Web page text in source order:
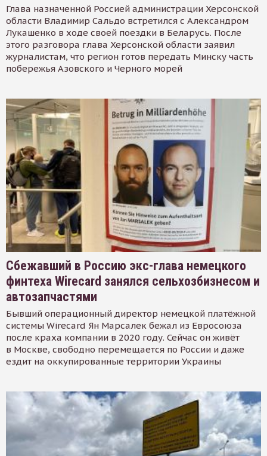
Глава назначенной Россией администрации Херсонской
области Владимир Сальдо встретился с Александром
Лукашенко в ходе своей поездки в Беларусь. После
этого разговора глава Херсонской области заявил
журналистам, что регион готов передать Минску часть
побережья Азовского и Черного морей
Сбежавший в Россию экс-глава немецкого
финтеха Wirecard занялся сельхозбизнесом и
автозапчастями
Бывший операционный директор немецкой платёжной
системы Wirecard Ян Марсалек бежал из Евросоюза
после краха компании в 2020 году. Сейчас он живёт
в Москве, свободно перемещается по России и даже
ездит на оккупированные территории Украины